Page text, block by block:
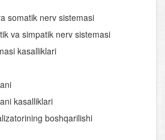
somatik nerv sistemasi
va simpatik nerv sistemasi
kasalliklari
kasalliklari
boshqarilishi